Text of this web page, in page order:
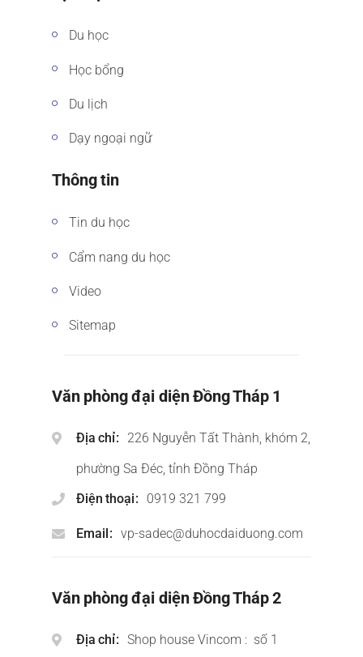
Du học
Học bổng
Du lịch
Dạy ngoại ngữ
Thông tin
Tin du học
Cẩm nang du học
Video
Sitemap
Văn phòng đại diện Đồng Tháp 1
Địa chỉ
226 Nguyễn Tất Thành, khóm 2,
phường Sa Đéc, tỉnh Đồng Tháp
Điện thoại
0919 321 799
Email vp-sadec@duhocdaiduong.com
Văn phòng đại diện Đồng Tháp 2
Địa chỉ Shop house Vincom : số 1